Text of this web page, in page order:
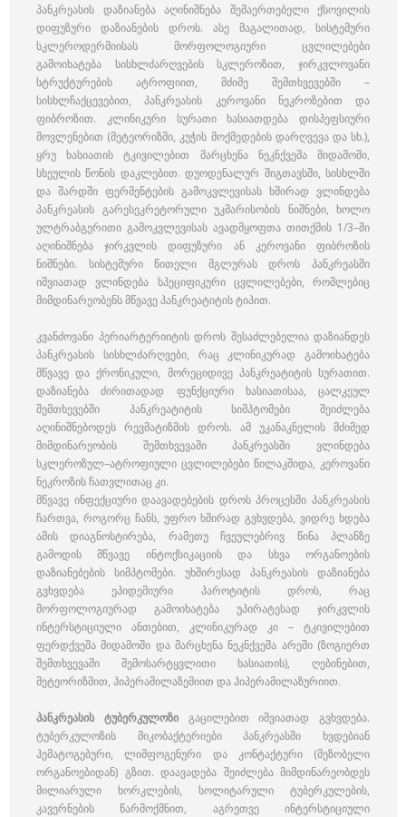
პანკრეასის დაზიანება აღინიშნება შემაერთებელი ქსოვილის
დიფუზური დაზიანების დროს. ასე მაგალითად, სისტემური
სკლეროდერმიისას მორფოლოგიური ცვლილებები
გამოიხატება სისხლძარღვების სკლეროზით, ჯირკვლოვანი
სტრუქტურების ატროფიით, მძიმე შემთხვევებში –
სისხლჩაქცევებით, პანკრეასის კეროვანი ნეკროზებით და
ფიბროზით. კლინიკური სურათი ხასიათდება დისპეფსიური
მოვლენებით (მეტეორიზმი, კუჭის მოქმედების დარღვევა და სხ.),
ყრუ ხასიათის ტკივილებით მარცხენა ნეკნქვეშა მიდამოში,
სხეულის წონის დაკლებით. დუოდენალურ შიგთავსში, სისხლში
და შარდში ფერმენტების გამოკვლევისას ხშირად ვლინდება
პანკრეასის გარესეკრეტორული უკმარისობის ნიშნები, ხოლო
ულტრაბგერითი გამოკვლევისას ავადმყოფთა თითქმის 1/3–ში
აღინიშნება ჯირკვლის დიფუზური ან კეროვანი ფიბროზის
ნიშნები. სისტემური წითელი მგლურას დროს პანკრეასში
იშვიათად ვლინდება სპეციფიკური ცვლილებები, რომლებიც
მიმდინარეობენს მწვავე პანკრეატიტის ტიპით.
კვანძოვანი პერიარტერიიტის დროს შესაძლებელია დაზიანდეს
პანკრეასის სისხლძარღვები, რაც კლინიკურად გამოიხატება
მწვავე და ქრონიკული, მორეციდივე პანკრეატიტის სურათით.
დაზიანება ძირითადად ფუნქციური ხასიათისაა, ცალკეულ
შემთხევებში პანკრეატიტის სიმპტომები შეიძლება
აღინიშნებოდეს რევმატიზმის დროს. ამ უკანაკნელის მძიმედ
მიმდინარეობის შემთხვევაში პანკრეასში ვლინდება
სკლეროზულ–ატროფიული ცვლილებები წილაკშიდა, კეროვანი
ნეკროზის ჩათვლითაც კი.
მწვავე ინფექციური დაავადებების დროს პროცესში პანკრეასის
ჩართვა, როგორც ჩანს, უფრო ხშირად გვხვდება, ვიდრე ხდება
ამის დიაგნოსტირება, რამეთუ ჩვეულებრივ წინა პლანზე
გამოდის მწვავე ინტოქსიკაციის და სხვა ორგანოების
დაზიანებების სიმპტომები. უხშირესად პანკრეასის დაზიანება
გვხვდება ეპიდემიური პაროტიტის დროს, რაც
მორფოლოგიურად გამოიხატება უპირატესად ჯირკვლის
ინტერსტიციული ანთებით, კლინიკურად კი – ტკივილებით
ფერდქვეშა მიდამოში და მარცხენა ნეკნქვეშა არეში (ზოგიერთ
შემთხვევაში შემოსარტყვლითი ხასიათის), ღებინებით,
მეტეორიზმით, ჰიპერამილაზემიით და ჰიპერამილაზურიით.
პანკრეასის ტუბერკულოზიგაცილებით იშვიათად გვხვდება.
ტუბერკულოზის მიკობაქტერიები პანკრეასში ხვდებიან
ჰემატოგებური, ლიმფოგენური და კონტაქტური (მეზობელი
ორგანოებიდან) გზით. დაავადება შეიძლება მიმდინარეობდეს
მილიარული ხორკლების, სოლიტარული ტუბერკულების,
კავერნების წარმოქმნით, აგრეთვე ინტერსტიციული